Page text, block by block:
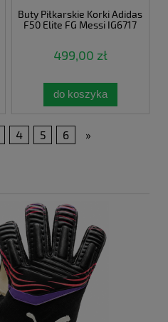
Buty Piłkarskie Korki Adidas
F50 Elite FG Messi IG6717
499,00 zł
do koszyka
4 5 6 »